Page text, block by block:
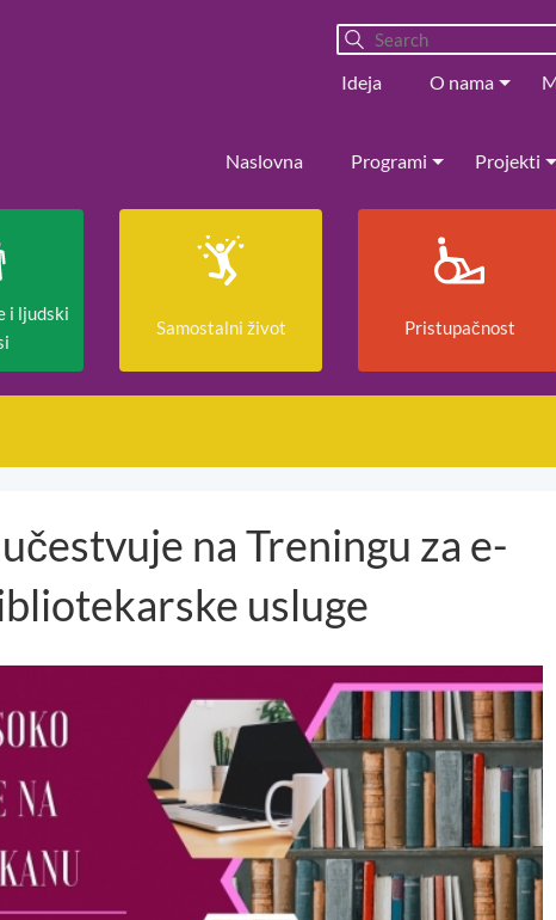
Ideja O nama
Naslovna Programi Projekti
i ljudski
Samostalni život Pristupačnost
na Treningu za e-
usluge